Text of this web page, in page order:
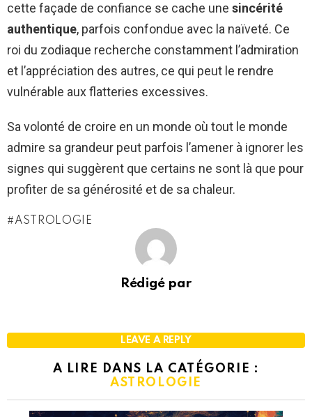
cette façade de confiance se cache une sincérité
authentique, parfois confondue avec la naïveté. Ce
roi du zodiaque recherche constamment l’admiration
et l’appréciation des autres, ce qui peut le rendre
vulnérable aux flatteries excessives.
Sa volonté de croire en un monde où tout le monde
admire sa grandeur peut parfois l’amener à ignorer les
signes qui suggèrent que certains ne sont là que pour
profiter de sa générosité et de sa chaleur.
ASTROLOGIE
Rédigé par
LEAVE A REPLY
A LIRE DANS LA CATÉGORIE :
ASTROLOGIE